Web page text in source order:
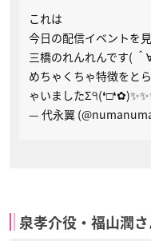
これは
今日の配信イベントを
三橋のれんれんです( ＾
めちゃくちゃ特徴をと
ゃいました
— 代永翼
泉孝介役・福山潤さ